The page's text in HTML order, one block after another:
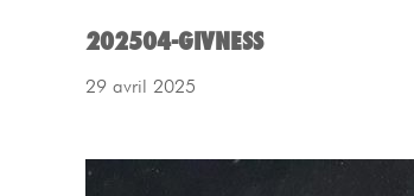
202504-GIVNESS
29 avril 2025